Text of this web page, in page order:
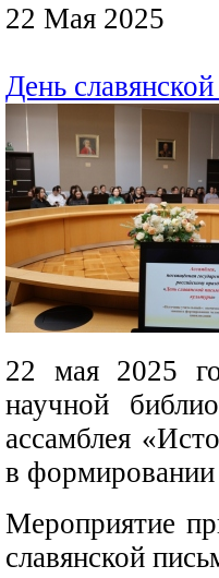
22 Мая 2025
День
22 мая 2025
научной
ассамблея
в формировании
Мероприятие
славянской